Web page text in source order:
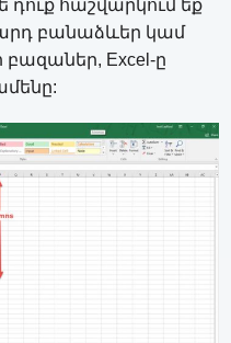
հաշվարկում եք
բանաձևեր կամ
Excel-ը